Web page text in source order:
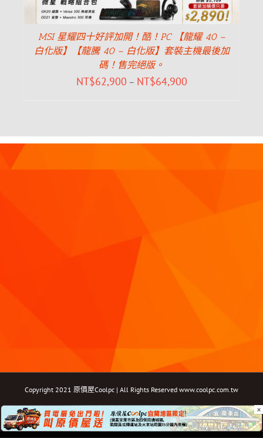
MSI 星耀四十好評加開！酷！PC 【龍耀 40 –
白化版】【龍騰 40 – 白化版】套裝主機最後加
碼！售完絕版。
NT$62,900 – NT$64,900
Copyright 2021 原價屋Coolpc | All Rights Reserved www.coolpc.com.tw
FacebookInstagramYouTubeTwitterEmail: ×